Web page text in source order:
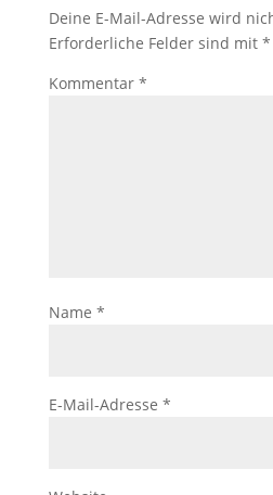
Deine E-Mail-Adresse wird
Erforderliche Felder sind mit *
Kommentar *
Name *
E-Mail-Adresse *